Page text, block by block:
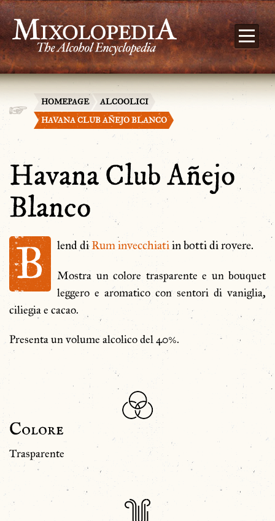
HOMEPAGE
ALCOOLICI
HAVANA CLUB AÑEJO BLANCO
Havana Club Añejo
Blanco
B lend diRuminvecchiatiin botti di rovere.
Mostra un colore trasparente e un bouquet
leggero e aromatico con sentori di vaniglia,
ciliegia e cacao.
Presenta un volume alcolico del 40%.
Colore
Trasparente